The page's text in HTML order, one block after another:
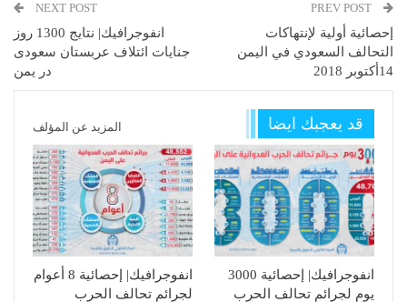
إحصائية أولية لإنتهاكات
التحالف السعودي في اليمن
14أكتوبر 2018
NEXT POST
انفوجرافيك| نتایج 1300 روز
جنايات ائتلاف عربستان سعودی
در یمن
قد يعجبك ايضا المزيد عن المؤلف
انفوجرافيك| إحصائية 3000
يوم لجرائم تحالف الحرب
انفوجرافيك| إحصائية 8 أعوام
لجرائم تحالف الحرب